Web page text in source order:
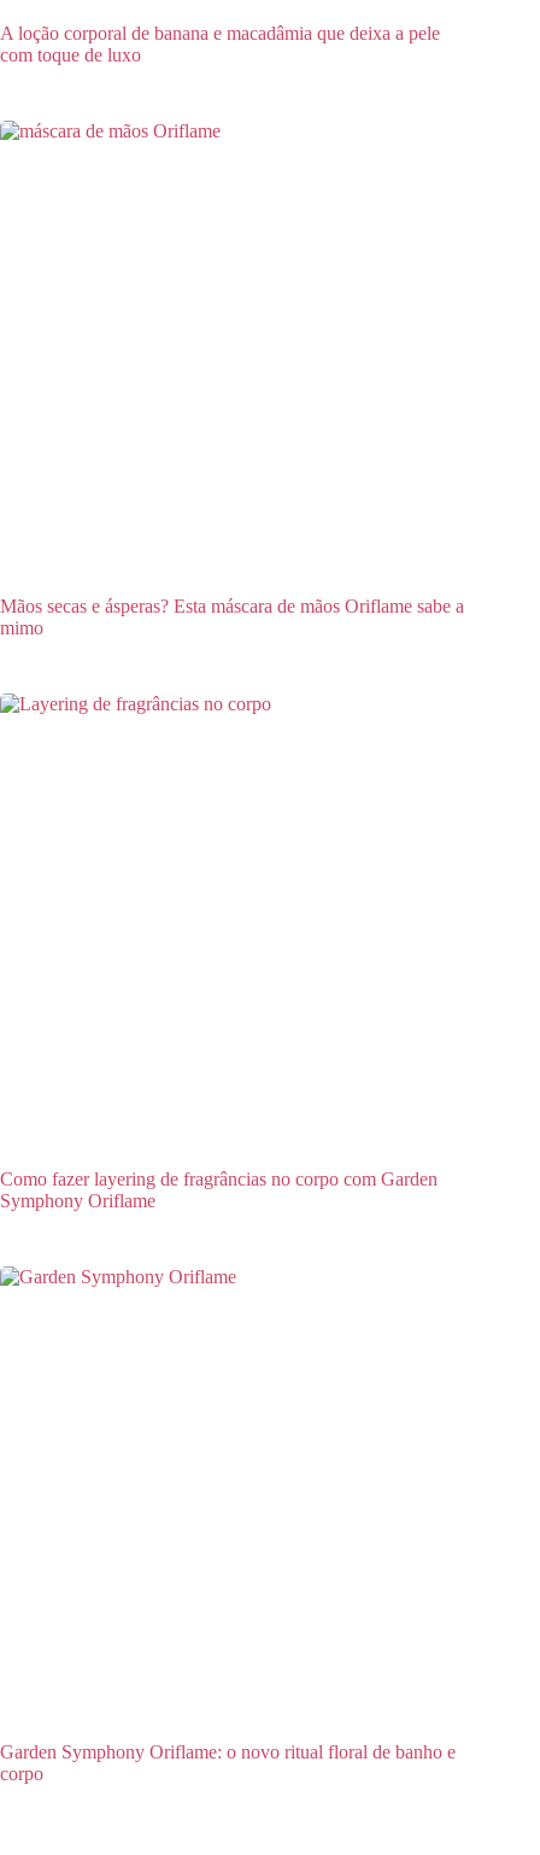
A loção corporal de banana e macadâmia que deixa a pele
com toque de luxo
Mãos secas e ásperas? Esta máscara de mãos Oriflame sabe a
mimo
Como fazer layering de fragrâncias no corpo com Garden
Symphony Oriflame
Garden Symphony Oriflame: o novo ritual floral de banho e
corpo